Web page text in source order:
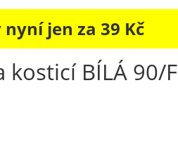
jen za 39 Kč
kosticí BÍLÁ 90/F